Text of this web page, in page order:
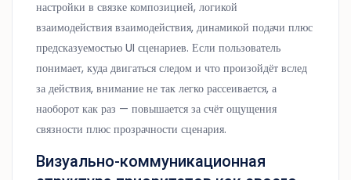
настройки в связке композицией, логикой
взаимодействия взаимодействия, динамикой подачи плюс
предсказуемостью UI сценариев. Если пользователь
понимает, куда двигаться следом и что произойдёт вслед
за действия, внимание не так легко рассеивается, а
наоборот как раз — повышается за счёт ощущения
связности плюс прозрачности сценария.
Визуально-коммуникационная